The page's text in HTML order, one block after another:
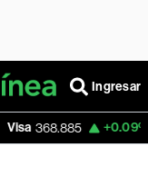
Ingresar
+0.09%